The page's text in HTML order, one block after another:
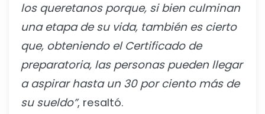
los queretanos porque, si bien culminan
una etapa de su vida, también es cierto
que, obteniendo el Certificado de
preparatoria, las personas pueden llegar
a aspirar hasta un 30 por ciento más de
su sueldo”, resaltó.